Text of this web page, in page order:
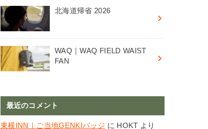
北海道帰省 2026
WAQ｜WAQ FIELD WAIST
FAN
最近のコメント
東横INN｜ご当地GENKIバッジ に HOKT より